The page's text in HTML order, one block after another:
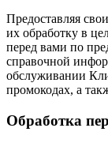
Предоставляя
их обработку в
перед вами по
справочной
обслуживании
промокодах, а
Обработка